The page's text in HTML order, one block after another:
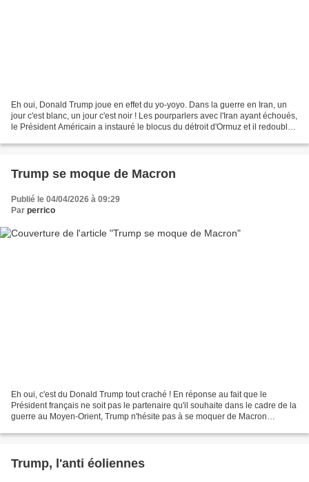
Eh oui, Donald Trump joue en effet du yo-yoyo. Dans la guerre en Iran, un
jour c'est blanc, un jour c'est noir ! Les pourparlers avec l'Iran ayant échoués,
le Président Américain a instauré le blocus du détroit d'Ormuz et il redouble
Trump se moque de Macron
Publié le 04/04/2026 à 09:29
Par perrico
Eh oui, c'est du Donald Trump tout craché ! En réponse au fait que le
Président français ne soit pas le partenaire qu'il souhaite dans le cadre de la
guerre au Moyen-Orient, Trump n'hésite pas à se moquer de Macron
Trump, l'anti éoliennes